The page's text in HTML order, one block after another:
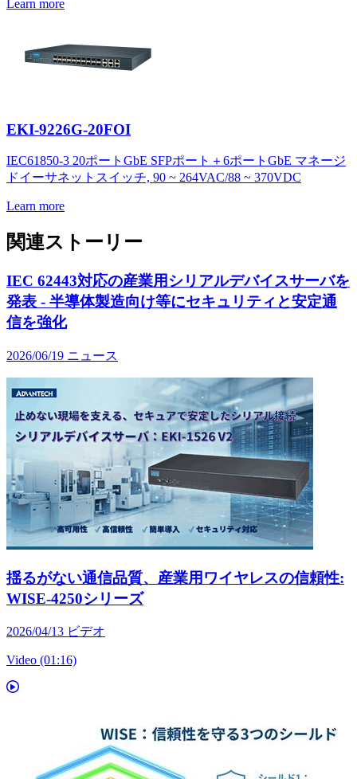
Learn more
EKI-9226G-20FOI
IEC61850-3 20ポートGbE SFPポート＋6ポートGbE マネージ
ドイーサネットスイッチ, 90 ~ 264VAC/88 ~ 370VDC
Learn more
関連ストーリー
IEC 62443対応の産業用シリアルデバイスサーバを
発表 - 半導体製造向け等にセキュリティと安定通
信を強化
2026/06/19 ニュース
揺るがない通信品質、産業用ワイヤレスの信頼性:
WISE-4250シリーズ
2026/04/13 ビデオ
Video (01:16)